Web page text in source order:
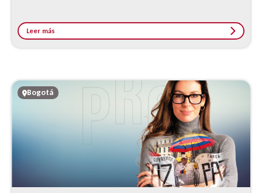
estratégica, el análisis de coyuntura, la participación en el
debate público y la incidencia eficaz en la agenda política a
Leer más
Bogotá